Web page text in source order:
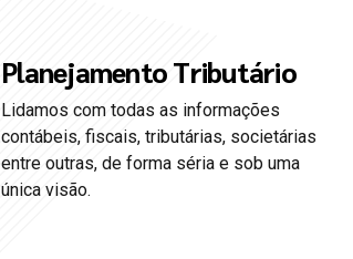
Planejamento Tributário
Lidamos com todas as informações
contábeis, fiscais, tributárias, societárias
entre outras, de forma séria e sob uma
única visão.
2
3
4
2
3
4